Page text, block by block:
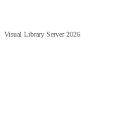
Visual Library Server 2026